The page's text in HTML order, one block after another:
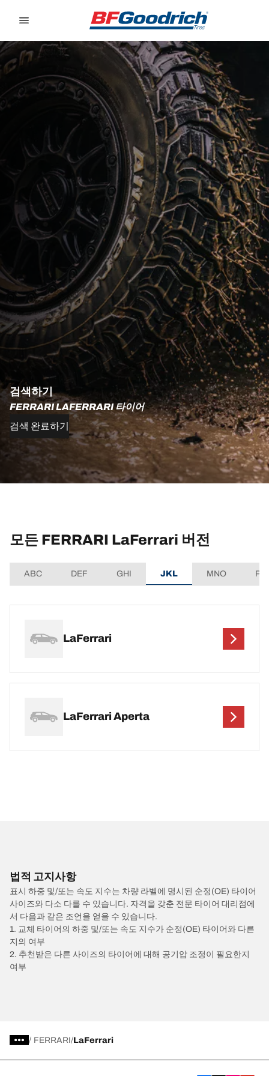
검색하기
FERRARI LAFERRARI 타이어
검색 완료하기
모든 FERRARI LaFerrari 버전
ABC DEF GHI JKL MNO
LaFerrari
LaFerrari Aperta
법적 고지사항
표시 하중 및/또는 속도 지수는 차량 라벨에 명시된 순정(OE) 타이어
사이즈와 다소 다를 수 있습니다. 자격을 갖춘 전문 타이어 대리점에
서 다음과 같은 조언을 얻을 수 있습니다.
1. 교체 타이어의 하중 및/또는 속도 지수가 순정(OE) 타이어와 다른
지의 여부
2. 추천받은 다른 사이즈의 타이어에 대해 공기압 조정이 필요한지
여부
/ FERRARI LaFerrari